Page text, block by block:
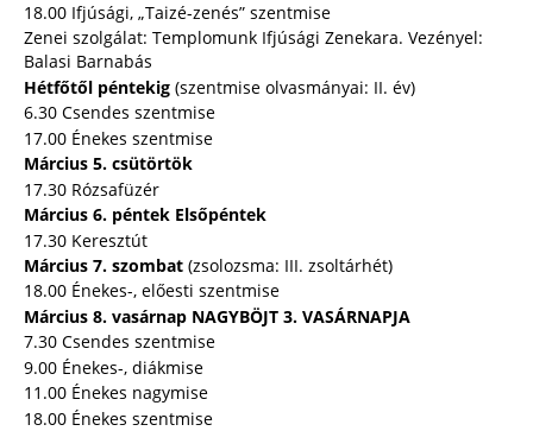
18.00 Ifjúsági, „Taizé-zenés” szentmise
Zenei szolgálat: Templomunk Ifjúsági Zenekara. Vezényel:
Balasi Barnabás
Hétfőtől péntekig (szentmise olvasmányai: II. év)
6.30 Csendes szentmise
17.00 Énekes szentmise
Március 5. csütörtök
17.30 Rózsafüzér
Március 6. péntek Elsőpéntek
17.30 Keresztút
Március 7. szombat (zsolozsma: III. zsoltárhét)
18.00 Énekes-, előesti szentmise
Március 8. vasárnap NAGYBÖJT 3. VASÁRNAPJA
7.30 Csendes szentmise
9.00 Énekes-, diákmise
11.00 Énekes nagymise
18.00 Énekes szentmise